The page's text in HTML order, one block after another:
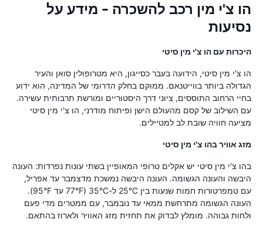
הו צ'י מין רכב להשכרה - מידע על
נסיעות
היכרות עם הו צ'י מין סיטי
הו צ'י מין סיטי, הידועה בעבר כסייגון, היא מטרופולין סואן והעיר
הגדולה ביותר בווייטנאם. ממוקם בחלק הדרומי של המדינה, הוא ידוע
בחיי הרחוב התוססים, ציוני דרך היסטוריים ומורשת תרבותית עשירה.
עם השילוב של קסם מהעולם הישן ופיתוח מודרני, הו צ'י מין סיטי
מציעה חוויה שובת לב למטיילים.
מזג אוויר בהו צ'י מין סיטי
בהו צ'י מין סיטי יש אקלים טרופי המאופיין בשתי עונות נפרדות: העונה
היבשה והעונה הגשומה. העונה היבשה נמשכת מדצמבר עד אפריל,
עם טמפרטורות חמות שנעות בין 25°C ל-35°C (77°F עד 95°F).
העונה הגשומה מתרחשת ממאי עד נובמבר, עם ממטרים מדי פעם
ולחות גבוהה. מומלץ לבדוק את תחזית מזג האוויר ולארוז בהתאם.